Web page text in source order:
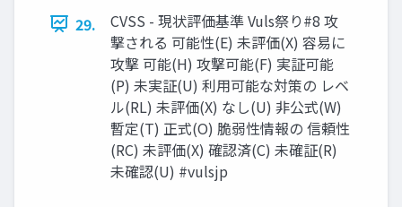
29.
CVSS - 現状評価基準 Vuls祭り#8 攻
撃される 可能性(E) 未評価(X) 容易に
攻撃 可能(H) 攻撃可能(F) 実証可能
(P) 未実証(U) 利用可能な対策の レベ
ル(RL) 未評価(X) なし(U) 非公式(W)
暫定(T) 正式(O) 脆弱性情報の 信頼性
(RC) 未評価(X) 確認済(C) 未確証(R)
未確認(U) #vulsjp